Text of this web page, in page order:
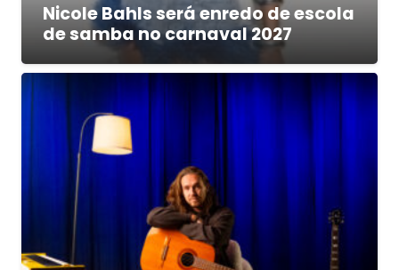
Nicole Bahls será enredo de escola
de samba no carnaval 2027